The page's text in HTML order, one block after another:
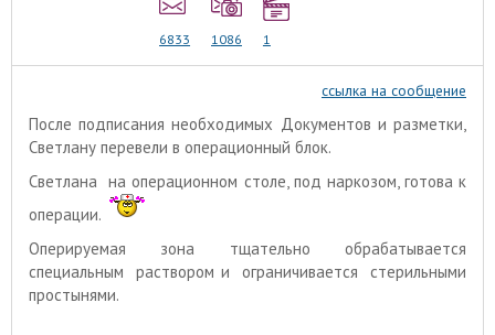
6833 1086 1
ссылка на сообщение
После подписания необходимых Документов и разметки,
Светлану перевели в операционный блок.
Светлана на операционном столе, под наркозом, готова к
операции.
Оперируемая зона тщательно обрабатывается
специальным раствором и ограничивается стерильными
простынями.